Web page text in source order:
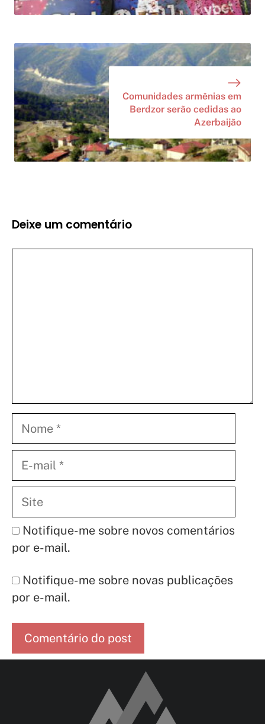
Comunidades armênias em
Berdzor serão cedidas ao
Azerbaijão
Deixe um comentário
mail
Notifique-me sobre novos comentários
por e-mail.
Notifique-me sobre novas publicações
por e-mail.